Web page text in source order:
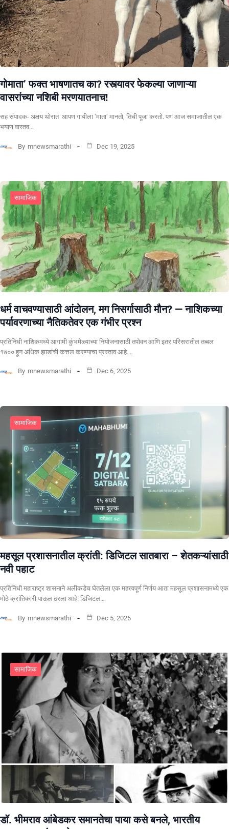
गोमाता’ फक्त भाषणातच का? रस्त्यावर फेकल्या जाणाऱ्या
वासरांच्या नशिबी मरणयातनाच!
सह संपादक- अक्षय थोरात ​ ​आपण गायीला ‘माता’ मानतो, तिची पूजा करतो. पण आज समाजातील एक
भयाण वास्तव…
By mnewsmarathi Dec 19, 2025
सामाजिक
धर्म वाचवण्यासाठी आंदोलन, मग निसर्गासाठी मौन? ​— नाशिकच्या
पर्यावरणाच्या नैतिकतेवर एक गंभीर प्रश्न
प्रतिनिधी ​नाशिकमध्ये आगामी कुंभमेळ्याच्या नियोजनासाठी तपोवन आणि इतर परिसरातील तब्बल
१७०० हून अधिक झाडांची कत्तल करण्याचा प्रस्ताव आहे.…
By mnewsmarathi Dec 6, 2025
सामाजिक
महसूल प्रशासनातील क्रांती: डिजिटल सातबारा – शेतकऱ्यांसाठी
नवी पहाट
प्रतिनिधी ​महाराष्ट्र शासनाने अलीकडेच घेतलेला एक महत्त्वपूर्ण निर्णय आता महसूल प्रशासनामध्ये एक
मोठे क्रांतिकारी पाऊल ठरला आहे. डिजिटल…
By mnewsmarathi Dec 5, 2025
सामाजिक
डॉ. भीमराव आंबेडकर समानतेचा पाया कसे बनले, भारतीय